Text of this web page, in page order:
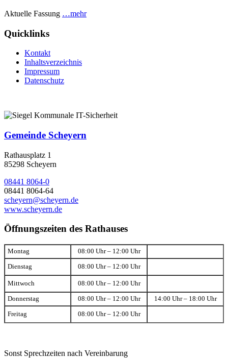
Aktuelle Fassung …mehr
Quicklinks
Kontakt
Inhaltsverzeichnis
Impressum
Datenschutz
Gemeinde Scheyern
Rathausplatz 1
85298 Scheyern
08441 8064-0
08441 8064-64
scheyern@scheyern.de
www.scheyern.de
Öffnungszeiten des Rathauses
Montag 08:00 Uhr – 12:00 Uhr
Dienstag 08:00 Uhr – 12:00 Uhr
Mittwoch 08:00 Uhr – 12:00 Uhr
Donnerstag 08:00 Uhr – 12:00 Uhr 14:00 Uhr – 18:00 Uhr
Freitag 08:00 Uhr – 12:00 Uhr
Sonst Sprechzeiten nach Vereinbarung